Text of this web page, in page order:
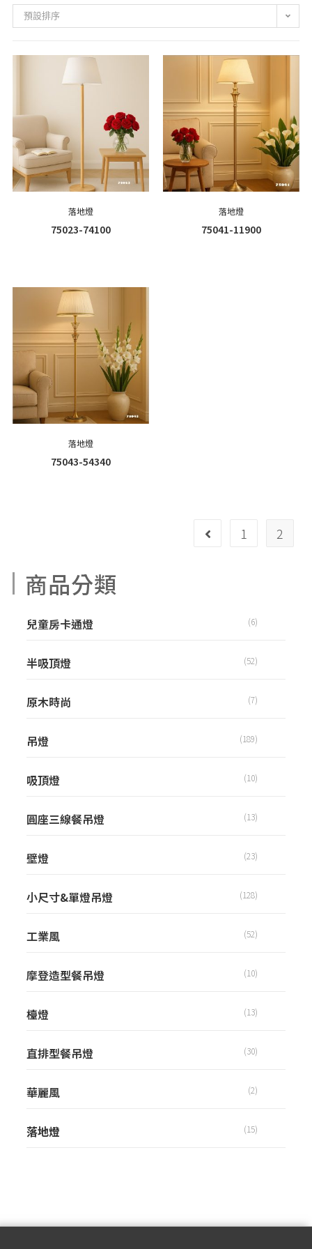
預設排序
落地燈
75023-74100
落地燈
75041-11900
落地燈
75043-54340
1 2
商品分類
兒童房卡通燈 (6)
半吸頂燈 (52)
原木時尚 (7)
吊燈 (189)
吸頂燈 (10)
圓座三線餐吊燈 (13)
壁燈 (23)
小尺寸&單燈吊燈 (128)
工業風 (52)
摩登造型餐吊燈 (10)
檯燈 (13)
直排型餐吊燈 (30)
華麗風 (2)
落地燈 (15)